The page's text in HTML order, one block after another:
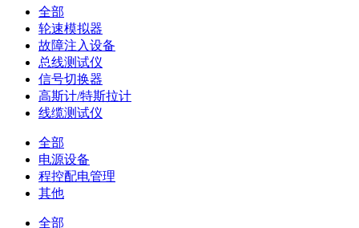
全部
轮速模拟器
故障注入设备
总线测试仪
信号切换器
高斯计/特斯拉计
线缆测试仪
全部
电源设备
程控配电管理
其他
全部